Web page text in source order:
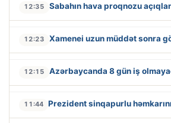
12:35 Sabahın hava proqnozu
12:23 Xamenei uzun müddət sonra
12:15 Azərbaycanda 8 gün iş
11:44 Prezident sinqapurlu